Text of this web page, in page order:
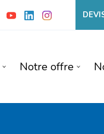
Notre offre